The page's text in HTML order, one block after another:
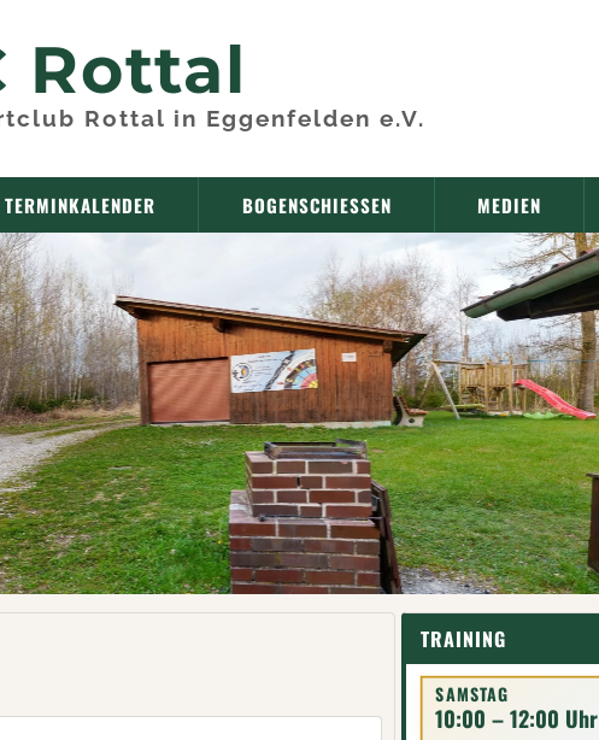
Rottal
Rottal in Eggenfelden e.V.
TERMINKALENDER BOGENSCHIESSEN MEDIEN
TRAINING
SAMSTAG
10:00 – 12:00 Uhr